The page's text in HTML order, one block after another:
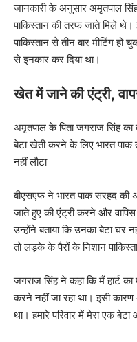
जानकारी के अनुसार अमृतपाल
पाकिस्तान की तरफ जाते मिले
पाकिस्तान से तीन बार मीटिंग हो
से इनकार कर दिया था।
खेत में जाने की एंट्री,
अमृतपाल के पिता जगराज सिंह का
बेटा खेती करने के लिए भारत पाक
नहीं लौटा
बीएसएफ ने भारत पाक सरहद की
जाते हुए की एंट्री करने और
उन्होंने बताया कि उनका बेटा घर
तो लड़के के पैरों के निशान
जगराज सिंह ने कहा कि मैं हार्ट
करने नहीं जा रहा था। इसी
था। हमारे परिवार में मेरा एक बेटा